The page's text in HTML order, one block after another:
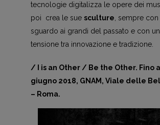
tecnologie digitalizza le opere dei
poi crea le sue sculture, sempre con
sguardo ai grandi del passato e con
tensione tra innovazione e tradizione.
/ I is an Other / Be the Other. Fino
giugno 2018, GNAM, Viale delle
– Roma.